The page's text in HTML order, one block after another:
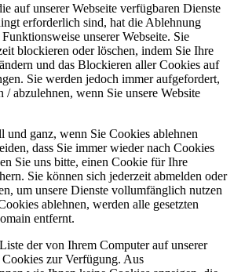
auf unserer Webseite verfügbaren Dienste
erforderlich sind, hat die Ablehnung
unserer Webseite. Sie
blockieren oder löschen, indem Sie Ihre
und das Blockieren aller Cookies auf
Sie werden jedoch immer aufgefordert,
/ abzulehnen, wenn Sie unsere Website
und ganz, wenn Sie Cookies ablehnen
dass Sie immer wieder nach Cookies
Sie uns bitte, einen Cookie für Ihre
Sie können sich jederzeit abmelden oder
um unsere Dienste vollumfänglich nutzen
ablehnen, werden alle gesetzten
entfernt.
der von Ihrem Computer auf unserer
zur Verfügung. Aus